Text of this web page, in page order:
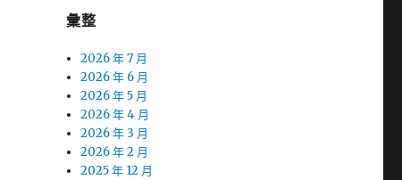
彙整
2026 年 7 月
2026 年 6 月
2026 年 5 月
2026 年 4 月
2026 年 3 月
2026 年 2 月
2025 年 12 月